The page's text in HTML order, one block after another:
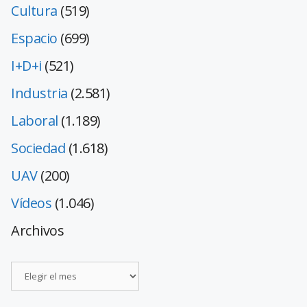
Cultura (519)
Espacio (699)
I+D+i (521)
Industria (2.581)
Laboral (1.189)
Sociedad (1.618)
UAV(200)
Vídeos (1.046)
Archivos